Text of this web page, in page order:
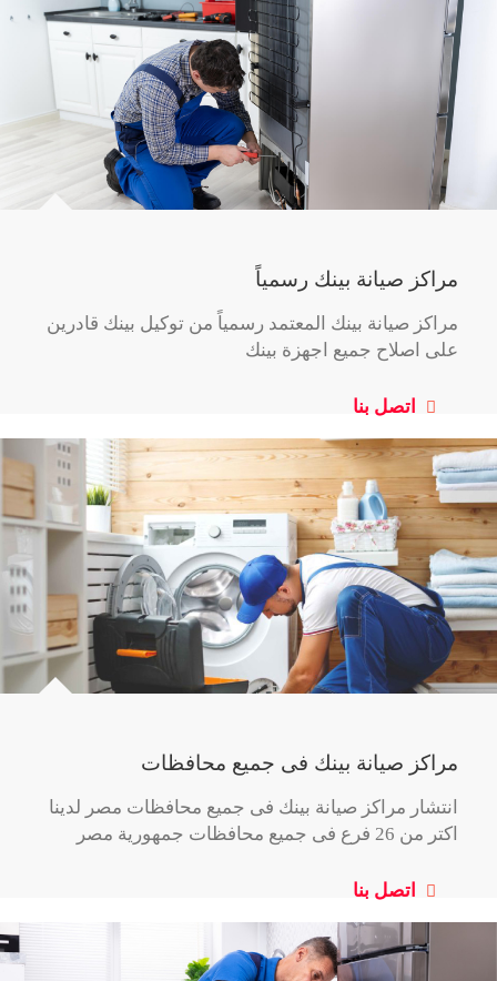
مراكز صيانة بينك رسمياً
مراكز صيانة بينك المعتمد رسمياً من توكيل بينك قادرين
على اصلاح جميع اجهزة بينك
مراكز صيانة بينك فى جميع محافظات
انتشار مراكز صيانة بينك فى جميع محافظات مصر لدينا
اكتر من 26 فرع فى جميع محافظات جمهورية مصر